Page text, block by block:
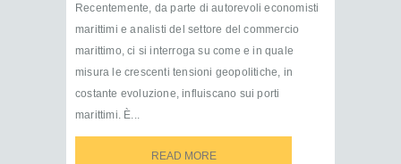
Recentemente, da parte di autorevoli economisti
marittimi e analisti del settore del commercio
marittimo, ci si interroga su come e in quale
misura le crescenti tensioni geopolitiche, in
costante evoluzione, influiscano sui porti
marittimi. È...
READ MORE